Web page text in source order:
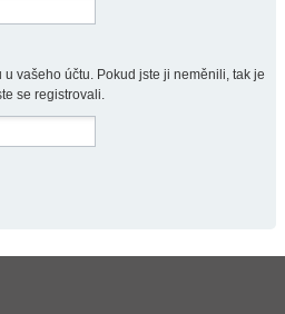
vašeho účtu. Pokud jste ji neměnili, tak je
se registrovali.